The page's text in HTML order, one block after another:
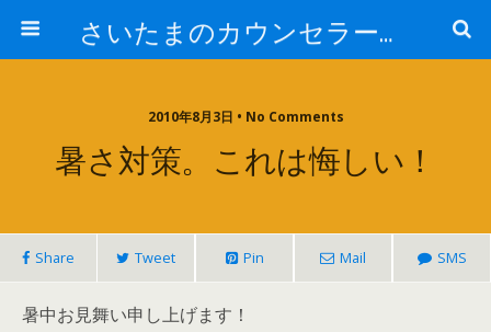
さいたまのカウンセラー日記
2010年8月3日 • No Comments
暑さ対策。これは悔しい！
Share Tweet Pin Mail SMS
暑中お見舞い申し上げます！